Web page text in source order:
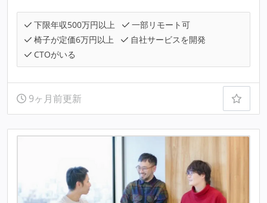
下限年収500万円以上
一部リモート可
椅子が定価6万円以上
自社サービスを開発
CTOがいる
9ヶ月前更新